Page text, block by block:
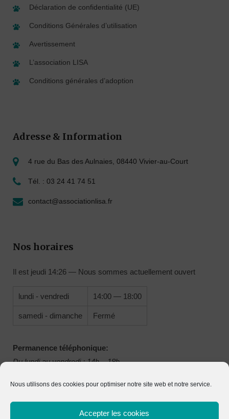
Nous utilisons des cookies pour optimiser notre site web et notre service.
Accepter les cookies
Déclaration de confidentialité (UE)
Conditions Générales d’utilisation
Avertissement
L’association LISA
Conditions générales d’adoption
Adresse & Information
4 rue du Bas des Aulnaies, 08440 Vivier-au-Court
Tél. : 03 24 41 74 51
contact@associationlisa.fr
Nos horaires
Il est jeudi 14:26 — Nous sommes actuellement ouvert
lundi - vendredi 14:00 — 18:00
samedi - dimanche Fermé
Permanence téléphonique:
Du lundi au vendredi : 14h – 18h